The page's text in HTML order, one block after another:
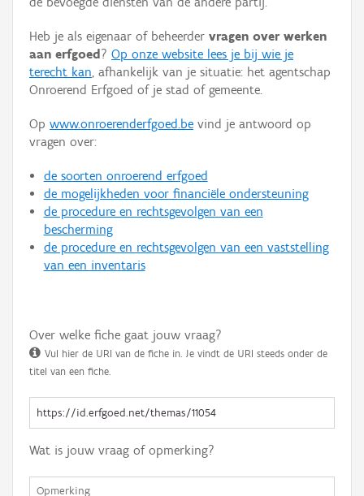
Hergebruik
Aanmelden
Heb je als eigenaar of beheerder vragen over werken
aan erfgoed ? Op onze website lees je bij wie je
terecht kan, afhankelijk van je situatie: het agentschap
Onroerend Erfgoed of je stad of gemeente.
Op www.onroerenderfgoed.be vind je antwoord op
vragen over:
de soorten onroerend erfgoed
de mogelijkheden voor financiële ondersteuning
de procedure en rechtsgevolgen van een
bescherming
de procedure en rechtsgevolgen van een vaststelling
van een inventaris
Over welke fiche gaat jouw vraag?
Vul hier de URI van de fiche in. Je vindt de URI steeds onder de
titel van een fiche.
Wat is jouw vraag of opmerking?